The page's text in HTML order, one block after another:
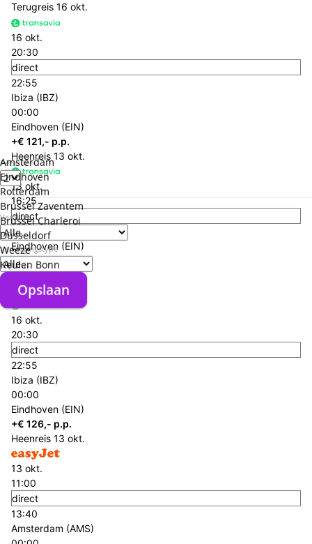
Personen
Verblijf
Verzorgingstype
Opslaan
Amsterdam
Eindhoven
Rotterdam
Brussel Zaventem
Brussel Charleroi
Düsseldorf
Weeze
Keulen Bonn
Opslaan
Terugreis 16 okt.
16 okt.
20:30
direct
22:55
Ibiza (IBZ)
00:00
Eindhoven (EIN)
+€ 121,- p.p.
Heenreis 13 okt.
13 okt.
16:25
direct
18:50
Eindhoven (EIN)
00:00
Ibiza (IBZ)
Terugreis 16 okt.
16 okt.
20:30
direct
22:55
Ibiza (IBZ)
00:00
Eindhoven (EIN)
+€ 126,- p.p.
Heenreis 13 okt.
13 okt.
11:00
direct
13:40
Amsterdam (AMS)